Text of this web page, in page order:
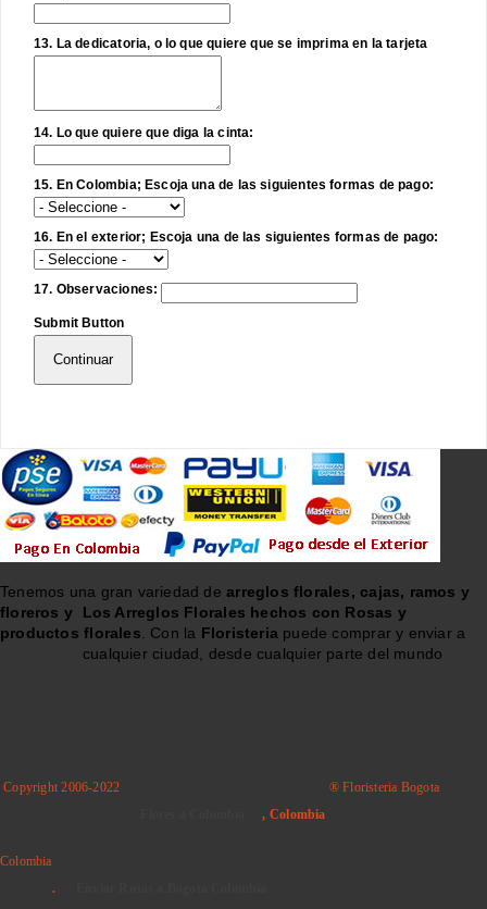
13. La dedicatoria, o lo que quiere que se imprima en la tarjeta
14. Lo que quiere que diga la cinta:
15. En Colombia; Escoja una de las siguientes formas de pago:
16. En el exterior; Escoja una de las siguientes formas de pago:
17. Observaciones:
Submit Button
Continuar
Tenemos una gran variedad dearreglos florales, cajas, ramos y
floreros y
Los Arreglos Florales hechos con Rosas y
productos florales . Con la Floristeria puede comprar y enviar a
cualquier ciudad, desde cualquier parte del mundo
Copyright 2006-2022
, Colombia
® Floristeria Bogota
Colombia
.